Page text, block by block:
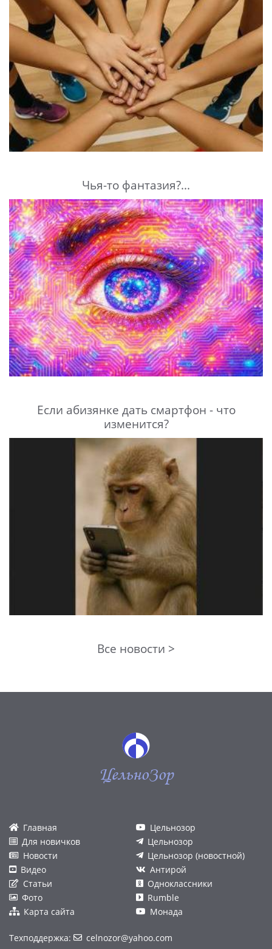
Чья-то фантазия?...
Если абизянке дать смартфон - что
изменится?
Все новости >
ЦельноЗор
Главная
Для новичков
Новости
Видео
Статьи
Фото
Карта сайта
Цельнозор
Цельнозор
Цельнозор (новостной)
Антирой
Одноклассники
Rumble
Монада
Техподдержка: celnozor@yahoo.com